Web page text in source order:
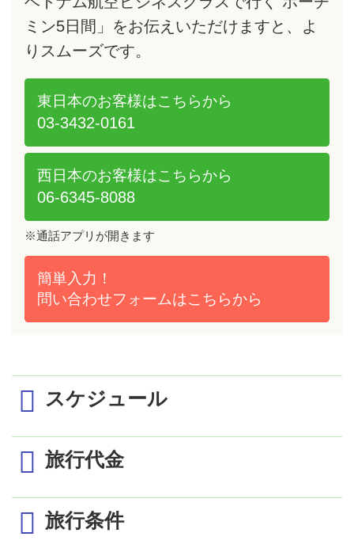
ミン5日間」をお伝えいただけますと、よ
りスムーズです。
東日本のお客様はこちらから
03-3432-0161
西日本のお客様はこちらから
06-6345-8088
簡単入力！
問い合わせフォームはこちらから
※通話アプリが開きます
スケジュール
1日目
ベトナム航空にて成田・中部・関空09:30～10:30頃
旅行代金
旅行条件